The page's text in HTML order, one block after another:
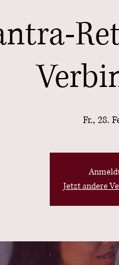
Fr., 28.
Jetzt andere